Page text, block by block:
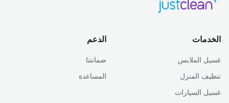
الخدمات
غسيل الملابس
تنظيف المنزل
غسيل السيارات
الدعم
ضمانتنا
المساعدة